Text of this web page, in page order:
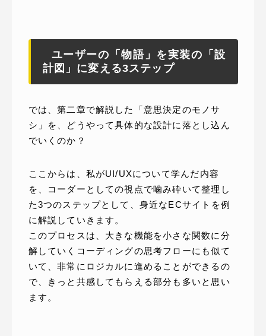
ユーザーの「物語」を実装の「設
計図」に変える3ステップ
では、第二章で解説した「意思決定のモノサ
シ」を、どうやって具体的な設計に落とし込ん
でいくのか？
ここからは、私がUI/UXについて学んだ内容
を、コーダーとしての視点で噛み砕いて整理し
た3つのステップとして、身近なECサイトを例
に解説していきます。
このプロセスは、大きな機能を小さな関数に分
解していくコーディングの思考フローにも似て
いて、非常にロジカルに進めることができるの
で、きっと共感してもらえる部分も多いと思い
ます。